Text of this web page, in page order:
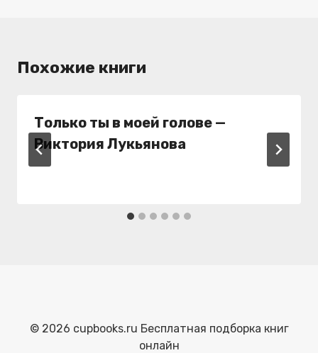
Похожие книги
Только ты в моей голове —
Виктория Лукьянова
© 2026 cupbooks.ru Бесплатная подборка книг
онлайн